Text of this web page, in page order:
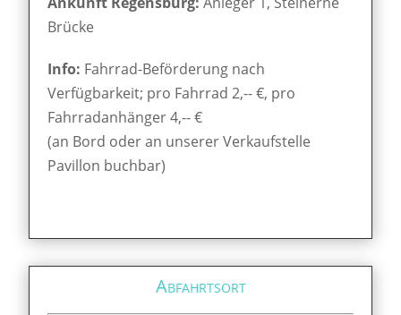
Brücke
Info: Fahrrad-Beförderung nach
Verfügbarkeit; pro Fahrrad 2,-- €, pro
Fahrradanhänger 4,-- €
(an Bord oder an unserer Verkaufstelle
Pavillon buchbar)
Abfahrtsort